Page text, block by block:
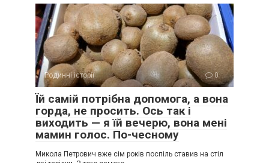
Родинні історії 0
Їй самій потрібна допомога, а вона
горда, не просить. Ось так і
виходить — я їй вечерю, вона мені
мамин голос. По-чесному
Микола Петрович вже сім років поспіль ставив на стіл